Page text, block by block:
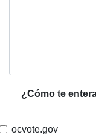
¿Cómo te
ocvote.gov